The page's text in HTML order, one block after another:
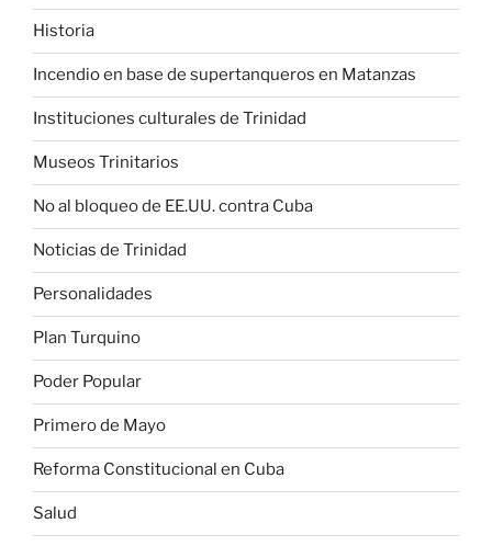
Historia
Incendio en base de supertanqueros en Matanzas
Instituciones culturales de Trinidad
Museos Trinitarios
No al bloqueo de EE.UU. contra Cuba
Noticias de Trinidad
Personalidades
Plan Turquino
Poder Popular
Primero de Mayo
Reforma Constitucional en Cuba
Salud